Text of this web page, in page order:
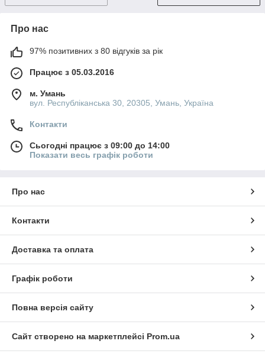
Про нас
97% позитивних з 80 відгуків за рік
Працює з 05.03.2016
м. Умань
вул. Республіканська 30, 20305, Умань, Україна
Контакти
Сьогодні працює з 09:00 до 14:00
Показати весь графік роботи
Про нас
Контакти
Доставка та оплата
Графік роботи
Повна версія сайту
Сайт створено на маркетплейсі Prom.ua